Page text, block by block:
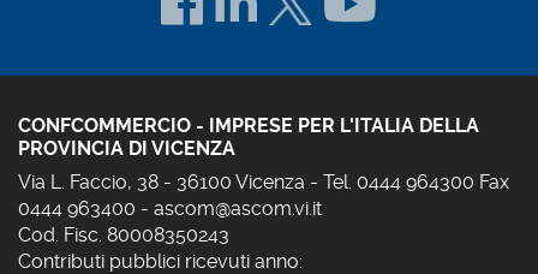
CONFCOMMERCIO - IMPRESE PER L'ITALIA DELLA
PROVINCIA DI VICENZA
Via L. Faccio, 38 - 36100 Vicenza - Tel. 0444 964300 Fax
0444 963400 - ascom@ascom.vi.it
Cod. Fisc. 80008350243
Contributi pubblici ricevuti anno: